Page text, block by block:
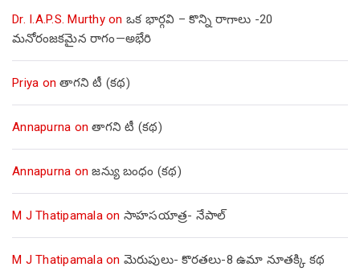
Dr. I.A.P.S. Murthyon ఒక భార్గవి – కొన్ని రాగాలు -20
మనోరంజకమైన రాగం—అభేరి
Priya onతాగని టీ (కథ)
Annapurna onతాగని టీ (కథ)
Annapurna onజన్యు బంధం (కథ)
M J Thatipamalaon సాహసయాత్ర- నేపాల్‌
M J Thatipamalaon మెరుపులు- కొరతలు-8 ఉమా నూతక్కి కథ